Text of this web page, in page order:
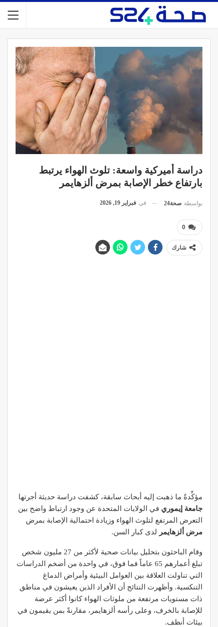
دراسة أميركية واسعة: تلوث الهواء يرتبط
بارتفاع خطر الإصابة بمرض ألزهايمر
بواسطة صحة24 في فبراير 19, 2026
0
شارك
مؤكِّدةً ما ذهبت إليه أبحاث سابقة، كشفت دراسة حديثة أجرتها
جامعة إيموري في الولايات المتحدة عن وجود ارتباط واضح بين
التعرض المرتفع لتلوث الهواء وزيادة احتمالية الإصابة بمرض
مرض ألزهايمر لدى كبار السن.
وقام الباحثون بتحليل بيانات صحية لأكثر من 27 مليون شخص
تبلغ أعمارهم 65 عاماً فما فوق، في واحدة من أضخم الدراسات
التي تناولت العلاقة بين العوامل البيئية وأمراض الدماغ
التنكسية. وأظهرت النتائج أن الأفراد الذين يعيشون في مناطق
ذات مستويات مرتفعة من ملوثات الهواء كانوا أكثر عرضة
للإصابة بالخرف، وعلى رأسه ألزهايمر، مقارنةً بمن يقيمون في
بيئات أنظف.